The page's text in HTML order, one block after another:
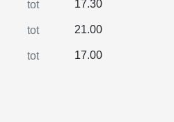
tot 17.30
tot 21.00
tot 17.00